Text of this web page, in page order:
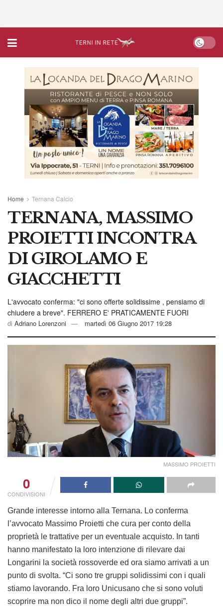
Home Ternana Calcio
TERNANA, MASSIMO
PROIETTI INCONTRA
DI GIROLAMO E
GIACCHETTI
L'avvocato conferma: "ci sono offerte solidissime , pensiamo di
chiudere a breve". FERRERO E' PRATICAMENTE FUORI
di Adriano Lorenzoni martedì 06 Giugno 2017 19:28
MASSIMO PROIETTI
0
CONDIVISIONI
Grande interesse intorno alla Ternana. Lo conferma
l’avvocato Massimo Proietti che cura per conto della
proprietà le trattative per un eventuale acquisto. In tanti
hanno manifestato la loro intenzione di rilevare dai
Longarini la società rossoverde ed ora siamo arrivati a un
punto di svolta. “Ci sono tre gruppi solidissimi con i quali
stiamo lavorando. Fra loro Unicusano che si sono voluti
scoprire ma non dico il nome degli altri due gruppi”.